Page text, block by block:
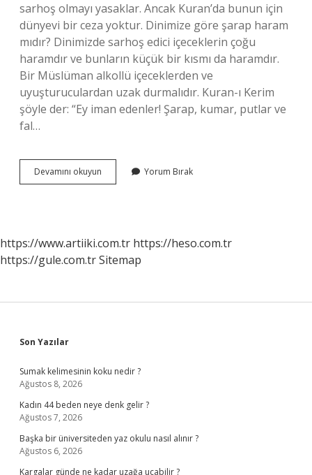
sarhoş olmayı yasaklar. Ancak Kuran’da bunun için
dünyevi bir ceza yoktur. Dinimize göre şarap haram
mıdır? Dinimizde sarhoş edici içeceklerin çoğu
haramdır ve bunların küçük bir kısmı da haramdır.
Bir Müslüman alkollü içeceklerden ve
uyuşturuculardan uzak durmalıdır. Kuran-ı Kerim
şöyle der: “Ey iman edenler! Şarap, kumar, putlar ve
fal…
Devamını okuyun
Bardak
Yorum Bırak
https://www.artiiki.com.tr https://heso.com.tr
https://gule.com.trSitemap
Sidebar
Son Yazılar
Sumak kelimesinin koku nedir ?
Ağustos 8, 2026
Kadın 44 beden neye denk gelir ?
Ağustos 7, 2026
Başka bir üniversiteden yaz okulu nasıl alınır ?
Ağustos 6, 2026
Kargalar günde ne kadar uzağa uçabilir ?